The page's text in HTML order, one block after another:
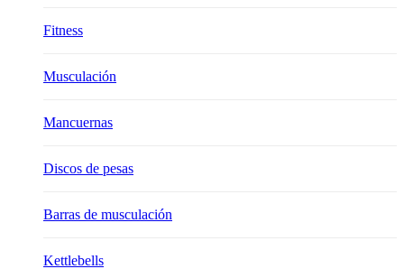
Fitness
Musculación
Mancuernas
Discos de pesas
Barras de musculación
Kettlebells